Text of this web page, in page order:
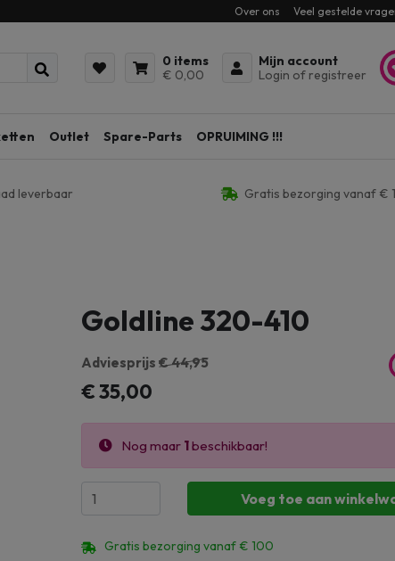
Over ons Veel gestelde
0 items
€ 0,00
Mijn account
Login of registreer
Outlet Spare-Parts OPRUIMING !!!
leverbaar Gratis bezorging vanaf €
Goldline 320-410
Adviesprijs € 44,95
€ 35,00
Nog maar 1beschikbaar!
Voeg toe aan
Gratis bezorging vanaf € 100